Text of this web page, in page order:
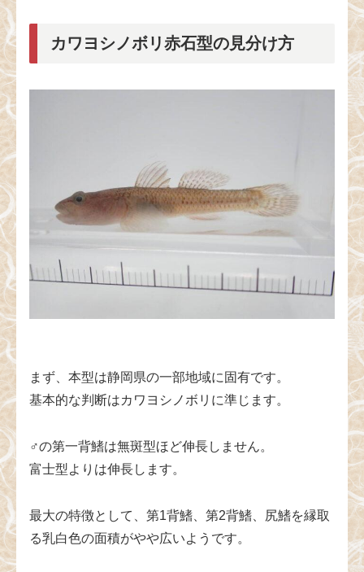
カワヨシノボリ赤石型の見分け方
まず、本型は静岡県の一部地域に固有です。
基本的な判断はカワヨシノボリに準じます。
♂の第一背鰭は無斑型ほど伸長しません。
富士型よりは伸長します。
最大の特徴として、第1背鰭、第2背鰭、尻鰭を縁取
る乳白色の面積がやや広いようです。